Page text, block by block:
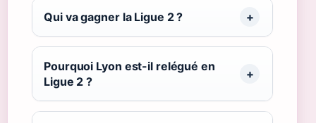
Qui va gagner la Ligue 2 ?
Pourquoi Lyon est-il relégué en
Ligue 2 ?